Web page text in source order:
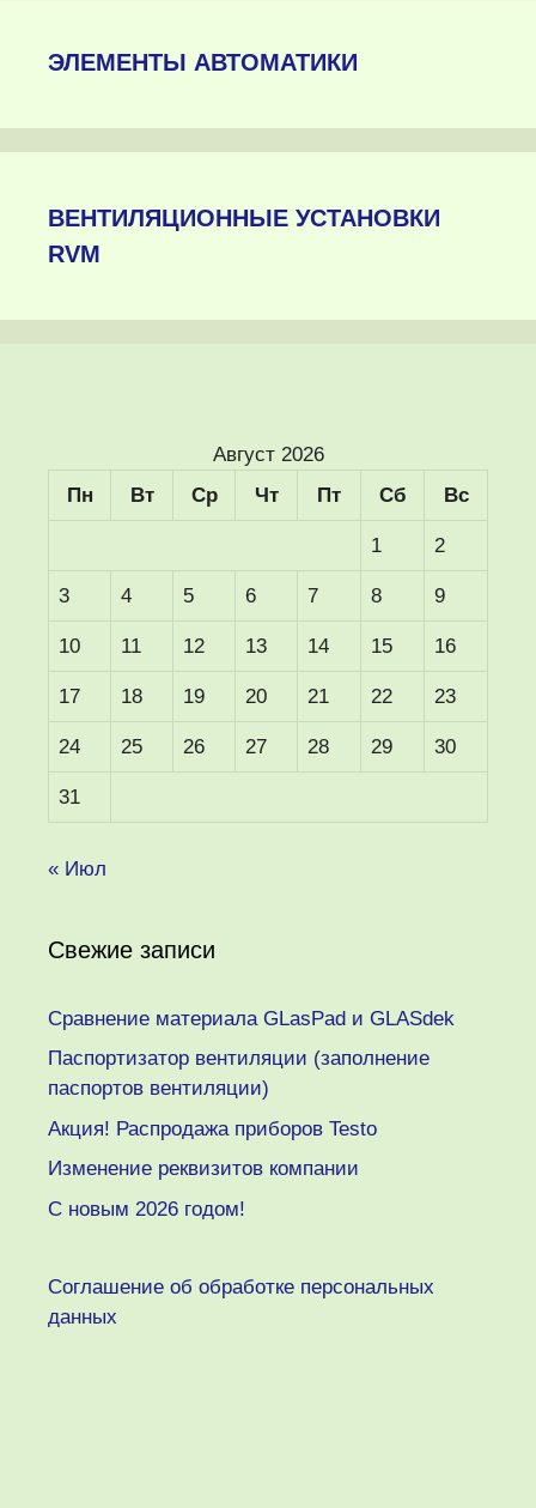
ЭЛЕМЕНТЫ АВТОМАТИКИ
ВЕНТИЛЯЦИОННЫЕ УСТАНОВКИ
RVM
Август 2026
Пн
Вт Ср Чт Пт Сб Вс
1 2
3 4 5 6 7 8 9
10 11 12 13 14 15 16
17 18 19 20 21 22 23
24 25 26 27 28 29 30
31
« Июл
Свежие записи
Сравнение материала GLasPad и GLASdek
Паспортизатор вентиляции (заполнение
паспортов вентиляции)
Акция! Распродажа приборов Testo
Изменение реквизитов компании
C новым 2026 годом!
Соглашение об обработке персональных
данных